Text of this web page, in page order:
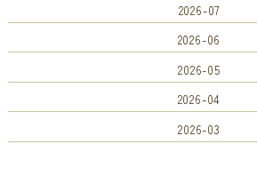
2026-07
2026-06
2026-05
2026-04
2026-03